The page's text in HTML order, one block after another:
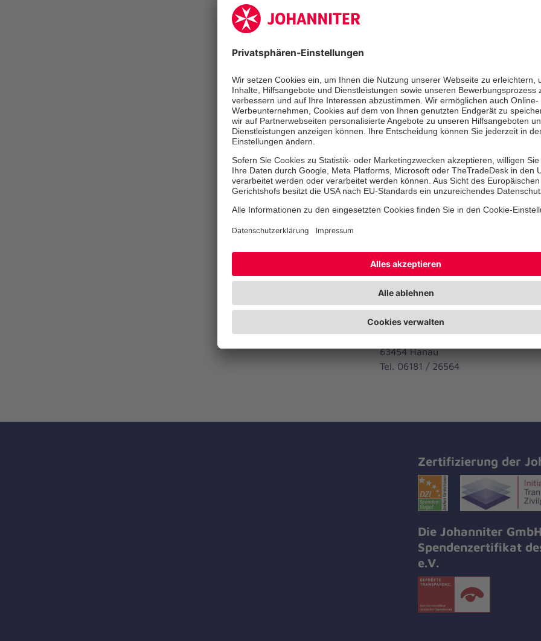
Stellvertretender Vorsitzender:
Casimir v. Moltke (ER)
Forsthof
63776 Mömbris
Tel. 06029 / 9996561
Schatzmeisterin:
Christoph Hartmann
c/o Johanniter-Unfall-Hilfe e.V.
Friedberger Straße 9
63452 Hanau
Tel. 06181 / 900 10-0
Schriftführer:
Mechthild v. Brünneck
Burgallee 31B
63454 Hanau
Tel. 06181 / 26564
Zertifizierung der
Die Johanniter
Spendenzertifikat
e.V.